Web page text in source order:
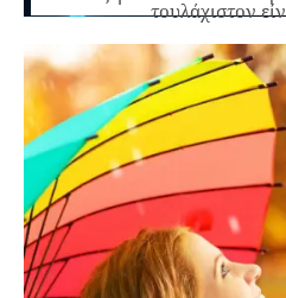
τουλάχιστον